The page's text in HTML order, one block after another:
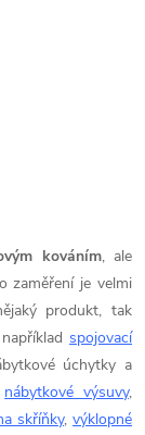
kováním, ale
zaměření je velmi
produkt, tak
spojovací
úchytky a
nábytkové výsuvy,
skříňky,výklopné